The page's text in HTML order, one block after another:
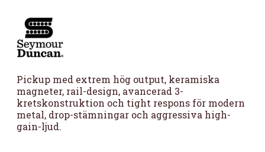
Pickup med extrem hög output, keramiska
magneter, rail-design, avancerad 3-
kretskonstruktion och tight respons för modern
metal, drop-stämningar och aggressiva high-
gain-ljud.